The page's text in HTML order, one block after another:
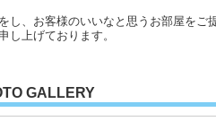
し、お客様のいいなと思うお部屋を
し上げております。
GALLERY